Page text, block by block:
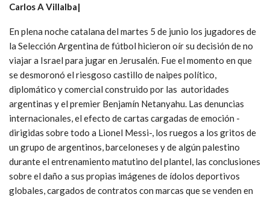
Carlos A Villalba|
En plena noche catalana del martes 5 de junio los jugadores de
la Selección Argentina de fútbol hicieron oír su decisión de no
viajar a Israel para jugar en Jerusalén. Fue el momento en que
se desmoronó el riesgoso castillo de naipes político,
diplomático y comercial construido por las autoridades
argentinas y el premier Benjamín Netanyahu. Las denuncias
internacionales, el efecto de cartas cargadas de emoción -
dirigidas sobre todo a Lionel Messi-, los ruegos a los gritos de
un grupo de argentinos, barceloneses y de algún palestino
durante el entrenamiento matutino del plantel, las conclusiones
sobre el daño a sus propias imágenes de ídolos deportivos
globales, cargados de contratos con marcas que se venden en